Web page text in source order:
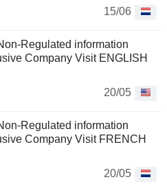
15/06
Regulated information
Company Visit ENGLISH
20/05
Regulated information
Company Visit FRENCH
20/05